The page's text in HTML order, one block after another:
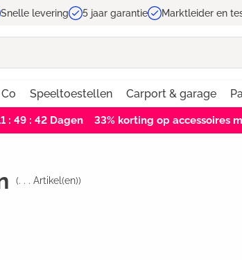
Snelle levering 5 jaar garantie Marktleider en
Speeltoestellen Carport & garage
: 49 : 41Dagen 33% korting op accessoires
(. . . Artikel(en))